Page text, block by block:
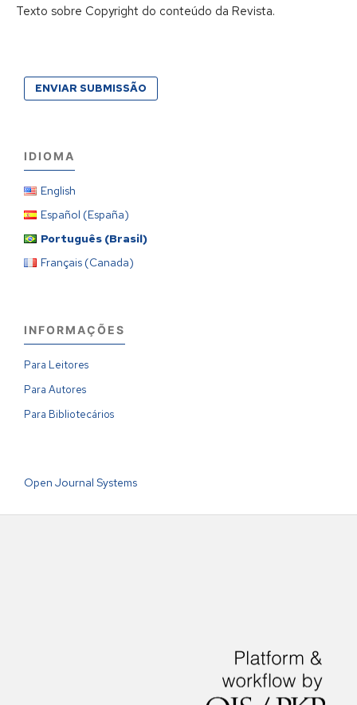
Texto sobre Copyright do conteúdo da Revista.
ENVIAR SUBMISSÃO
IDIOMA
English
Español (España)
Português (Brasil)
Français (Canada)
INFORMAÇÕES
Para Leitores
Para Autores
Para Bibliotecários
Open Journal Systems